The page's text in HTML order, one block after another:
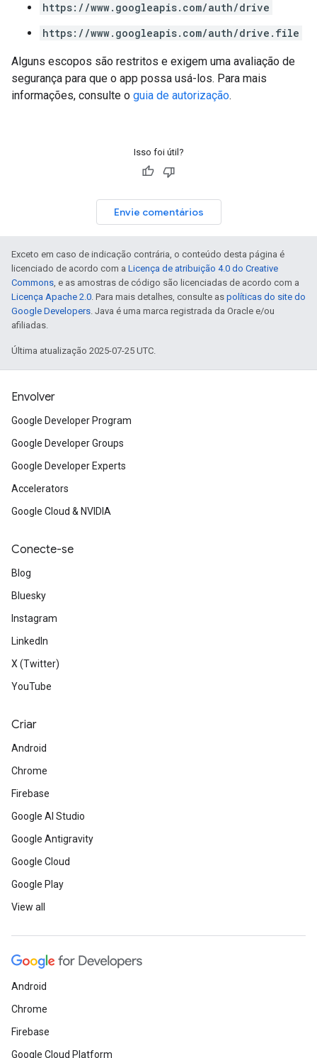
https://www.googleapis.com/auth/drive
https://www.googleapis.com/auth/drive.file
Alguns escopos são restritos e exigem uma avaliação de
segurança para que o app possa usá-los. Para mais
informações, consulte o guia de autorização.
Isso foi útil?
Envie comentários
Exceto em caso de indicação contrária, o conteúdo desta página é
licenciado de acordo com a Licença de atribuição 4.0 do Creative
Commons, e as amostras de código são licenciadas de acordo com a
Licença Apache 2.0. Para mais detalhes, consulte as políticas do site do
Google Developers. Java é uma marca registrada da Oracle e/ou
afiliadas.
Última atualização 2025-07-25 UTC.
Envolver
Google Developer Program
Google Developer Groups
Google Developer Experts
Accelerators
Google Cloud & NVIDIA
Conecte-se
Blog
Bluesky
Instagram
LinkedIn
X (Twitter)
YouTube
Criar
Android
Chrome
Firebase
Google AI Studio
Google Antigravity
Google Cloud
Google Play
View all
Android
Chrome
Firebase
Google Cloud Platform